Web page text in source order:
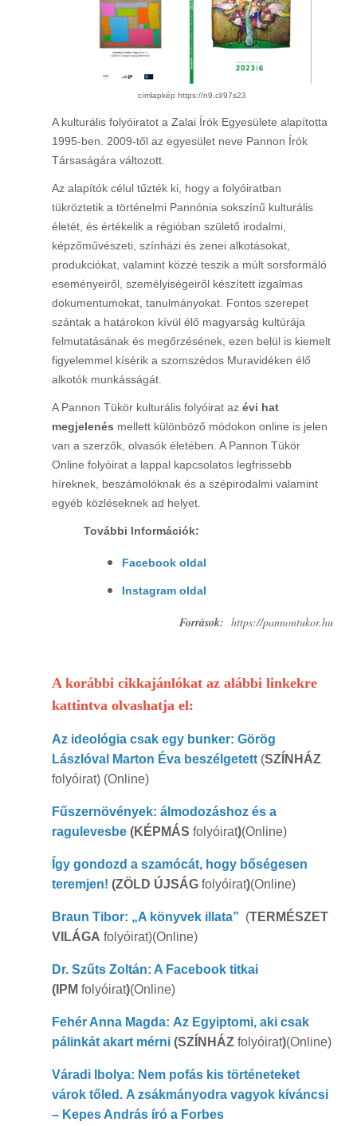
címlapkép https://n9.cl/97s23
A kulturális folyóiratot a Zalai Írók Egyesülete alapította
1995-ben. 2009-től az egyesület neve Pannon Írók
Társaságára változott.
Az alapítók célul tűzték ki, hogy a folyóiratban
tükröztetik a történelmi Pannónia sokszínű kulturális
életét, és értékelik a régióban születő irodalmi,
képzőművészeti, színházi és zenei alkotásokat,
produkciókat, valamint közzé teszik a múlt sorsformáló
eseményeiről, személyiségeiről készített izgalmas
dokumentumokat, tanulmányokat. Fontos szerepet
szántak a határokon kívül élő magyarság kultúrája
felmutatásának és megőrzésének, ezen belül is kiemelt
figyelemmel kísérik a szomszédos Muravidéken élő
alkotók munkásságát.
A Pannon Tükör kulturális folyóirat az évi hat
megjelenés mellett különböző módokon online is jelen
van a szerzők, olvasók életében. A Pannon Tükör
Online folyóirat a lappal kapcsolatos legfrissebb
híreknek, beszámolóknak és a szépirodalmi valamint
egyéb közléseknek ad helyet.
További Információk:
Facebook oldal
Instagram oldal
Források: https://pannontukor.hu
A korábbi cikkajánlókat az alábbi linkekre
kattintva olvashatja el:
Az ideológia csak egy bunker: Görög
Lászlóval Marton Éva beszélgetett (SZÍNHÁZ
folyóirat) (Online)
Fűszernövények: álmodozáshoz és a
ragulevesbe (KÉPMÁS folyóirat)(Online)
Így gondozd a szamócát, hogy bőségesen
teremjen! (ZÖLD ÚJSÁG folyóirat)(Online)
Braun Tibor: „A könyvek illata” (TERMÉSZET
VILÁGA folyóirat)(Online)
Dr. Szűts Zoltán: A Facebook titkai
(IPM folyóirat)(Online)
Fehér Anna Magda: Az Egyiptomi, aki csak
pálinkát akart mérni (SZÍNHÁZ folyóirat)(Online)
Váradi Ibolya: Nem pofás kis történeteket
várok tőled. A zsákmányodra vagyok kíváncsi
– Kepes András író a Forbes